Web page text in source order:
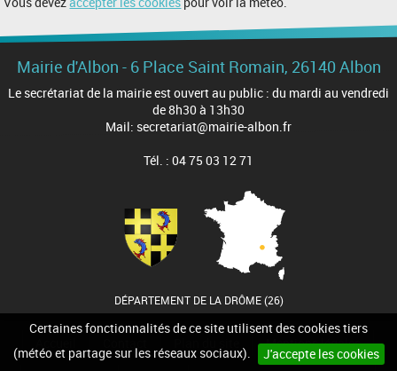
Certaines fonctionnalités de ce site utilisent des cookies tiers
(météo et partage sur les réseaux sociaux).
J'accepte les cookies
Mairie d'Albon - 6 Place Saint Romain, 26140 Albon
Le secrétariat de la mairie est ouvert au public : du mardi au vendredi
de 8h30 à 13h30
Mail: secretariat@mairie-albon.fr
Tél. : 04 75 03 12 71
DÉPARTEMENT DE LA DRÔME (26)
Mentions légales